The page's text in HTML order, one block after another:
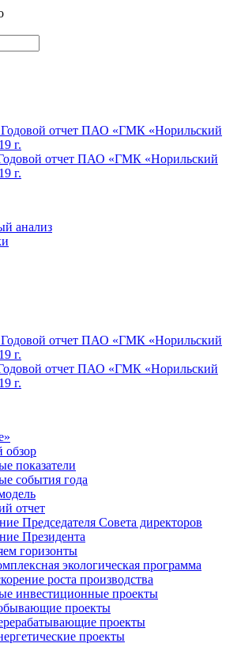
Годовой отчет ПАО «ГМК «Норильский
г.
отчет ПАО «ГМК «Норильский
г.
анализ
Годовой отчет ПАО «ГМК «Норильский
г.
отчет ПАО «ГМК «Норильский
г.
обзор
показатели
события года
отчет
Председателя Совета директоров
Президента
горизонты
экологическая программа
роста производства
инвестиционные проекты
проекты
проекты
проекты